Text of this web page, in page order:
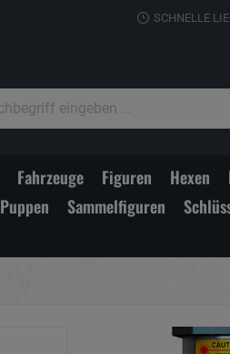
SCHNELLE
Fahrzeuge Figuren Hexen
Puppen Sammelfiguren